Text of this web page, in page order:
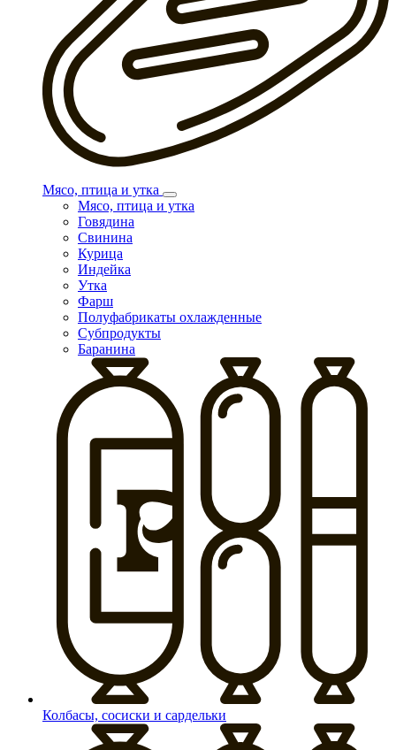
Мясо, птица и утка
Мясо, птица и утка
Говядина
Свинина
Курица
Индейка
Утка
Фарш
Полуфабрикаты охлажденные
Субпродукты
Баранина
Колбасы, сосиски и сардельки